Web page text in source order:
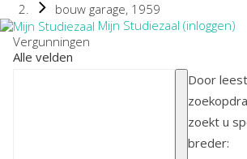
bouw garage, 1959
Mijn Studiezaal (inloggen)
Vergunningen
Alle velden
Door
zoekt u
breder: